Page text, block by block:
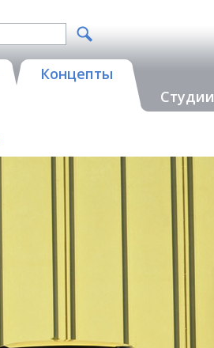
Концепты
Студии